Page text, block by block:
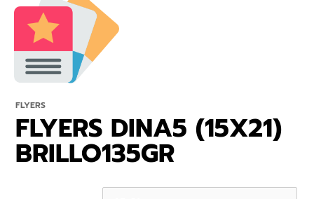
FLYERS
FLYERS DINA5 (15X21)
BRILLO135GR